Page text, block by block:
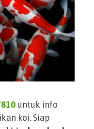
untuk info
koi. Siap